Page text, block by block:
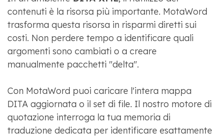
contenuti è la risorsa più importante. MotaWord
trasforma questa risorsa in risparmi diretti sui
costi. Non perdere tempo a identificare quali
argomenti sono cambiati o a creare
manualmente pacchetti "delta".
Con MotaWord puoi caricare l'intera mappa
DITA aggiornata o il set di file. Il nostro motore di
quotazione interroga la tua memoria di
traduzione dedicata per identificare esattamente